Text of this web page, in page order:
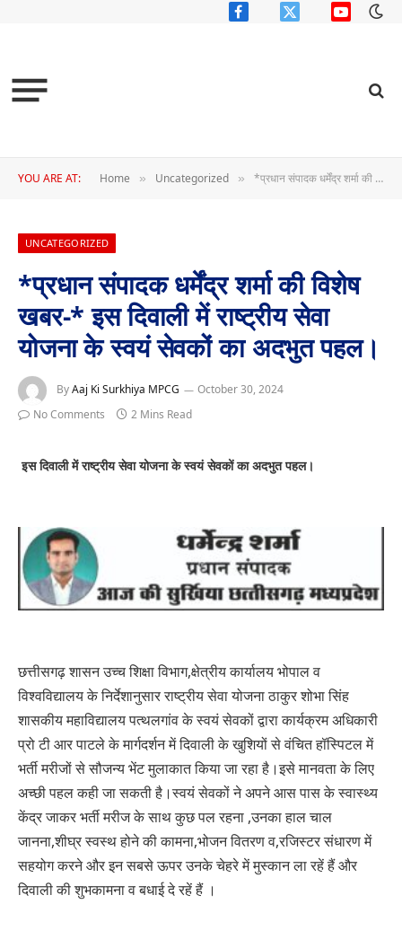
FacebookX
YouTube
YOU ARE AT: Home » Uncategorized » *प्रधान संपादक धर्मेंद्र शर्मा की विशेष खबर-* इस दिवाली में राष्ट्रीय सेवा योजना के स्वयं सेवकों का अदभुत पहल।
UNCATEGORIZED
*प्रधान संपादक धर्मेंद्र शर्मा की विशेष
खबर-* इस दिवाली में राष्ट्रीय सेवा
योजना के स्वयं सेवकों का अदभुत पहल।
ByAaj Ki Surkhiya MPCG
October 30, 2024
No Comments
2 Mins Read
इस दिवाली में राष्ट्रीय सेवा योजना के स्वयं सेवकों का अदभुत पहल।
छत्तीसगढ़ शासन उच्च शिक्षा विभाग,क्षेत्रीय कार्यालय भोपाल व
विश्वविद्यालय के निर्देशानुसार राष्ट्रीय सेवा योजना ठाकुर शोभा सिंह
शासकीय महाविद्यालय पत्थलगांव के स्वयं सेवकों द्वारा कार्यक्रम अधिकारी
प्रो टी आर पाटले के मार्गदर्शन में दिवाली के खुशियों से वंचित हॉस्पिटल में
भर्ती मरीजों से सौजन्य भेंट मुलाकात किया जा रहा है।इसे मानवता के लिए
अच्छी पहल कही जा सकती है।स्वयं सेवकों ने अपने आस पास के स्वास्थ्य
केंद्र जाकर भर्ती मरीज के साथ कुछ पल रहना ,उनका हाल चाल
जानना,शीघ्र स्वस्थ होने की कामना,भोजन वितरण व,रजिस्टर संधारण में
सहयोग करने और इन सबसे ऊपर उनके चेहरे में मुस्कान ला रहें हैं और
दिवाली की शुभकामना व बधाई दे रहें हैं ।